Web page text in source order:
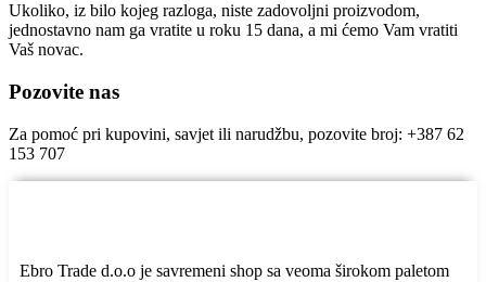
Ukoliko, iz bilo kojeg razloga, niste zadovoljni proizvodom,
jednostavno nam ga vratite u roku 15 dana, a mi ćemo Vam vratiti
Vaš novac.
Pozovite nas
Za pomoć pri kupovini, savjet ili narudžbu, pozovite broj: +387 62
153 707
Ebro Trade d.o.o je savremeni shop sa veoma širokom paletom